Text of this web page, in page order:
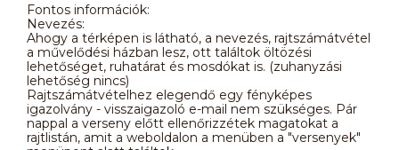
Fontos információk:
Nevezés:
Ahogy a térképen is látható, a nevezés, rajtszámátvétel
a művelődési házban lesz, ott találtok öltözési
lehetőséget, ruhatárat és mosdókat is. (zuhanyzási
lehetőség nincs)
Rajtszámátvételhez elegendő egy fényképes
igazolvány - visszaigazoló e-mail nem szükséges. Pár
nappal a verseny előtt ellenőrizzétek magatokat a
rajtlistán, amit a weboldalon a menüben a "versenyek"